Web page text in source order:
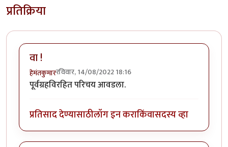
प्रतिक्रिया
वा !
हेमंतकुमाररविवार, 14/08/2022 18:16
पूर्वग्रहविरहित परिचय आवडला.
प्रतिसाद देण्यासाठीलॉग इन कराकिंवासदस्य व्हा